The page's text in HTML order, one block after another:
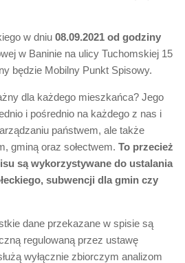
w dniu 08.09.2021 od godziny
w Baninie na ulicy Tuchomskiej 15
będzie Mobilny Punkt Spisowy.
dla każdego mieszkańca? Jego
i pośrednio na każdego z nas i
państwem, ale także
gminą oraz sołectwem. To przecież
są wykorzystywane do ustalania
subwencji dla gmin czy
dane przekazane w spisie są
regulowaną przez ustawę
wyłącznie zbiorczym analizom